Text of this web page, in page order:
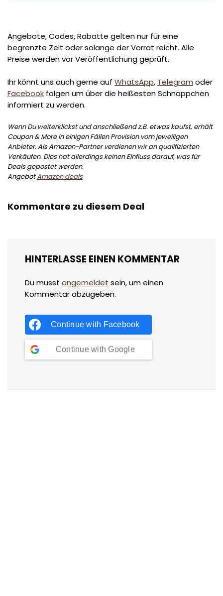
Angebote, Codes, Rabatte gelten nur für eine
begrenzte Zeit oder solange der Vorrat reicht. Alle
Preise werden vor Veröffentlichung geprüft.
Ihr könnt uns auch gerne auf WhatsApp, Telegram oder
Facebook folgen um über die heißesten Schnäppchen
informiert zu werden.
Wenn Du weiterklickst und anschließend z.B. etwas kaufst, erhält
Coupon & More in einigen Fällen Provision vom jeweiligen
Anbieter. Als Amazon-Partner verdienen wir an qualifizierten
Verkäufen. Dies hat allerdings keinen Einfluss darauf, was für
Deals gepostet werden.
AngebotAmazon deals
Kommentare zu diesem Deal
HINTERLASSE EINEN KOMMENTAR
Du musst angemeldet sein, um einen
Kommentar abzugeben.
Continue with Facebook
Continue with Google